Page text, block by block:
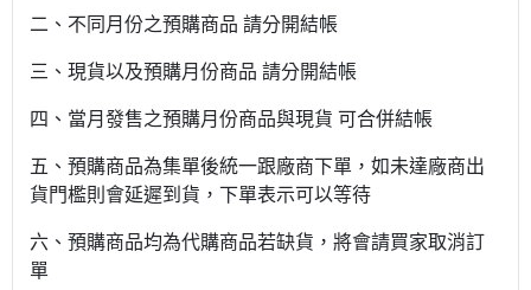
二、不同月份之預購商品 請分開結帳
三、現貨以及預購月份商品 請分開結帳
四、當月發售之預購月份商品與現貨 可合併結帳
五、預購商品為集單後統一跟廠商下單，如未達廠商出
貨門檻則會延遲到貨，下單表示可以等待
六、預購商品均為代購商品若缺貨，將會請買家取消訂
單